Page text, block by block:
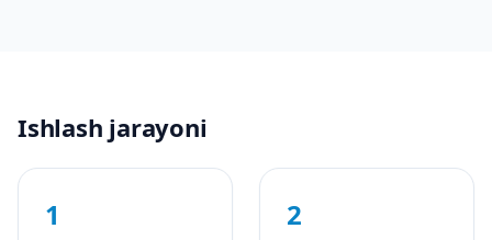
Ishlash jarayoni
1 2